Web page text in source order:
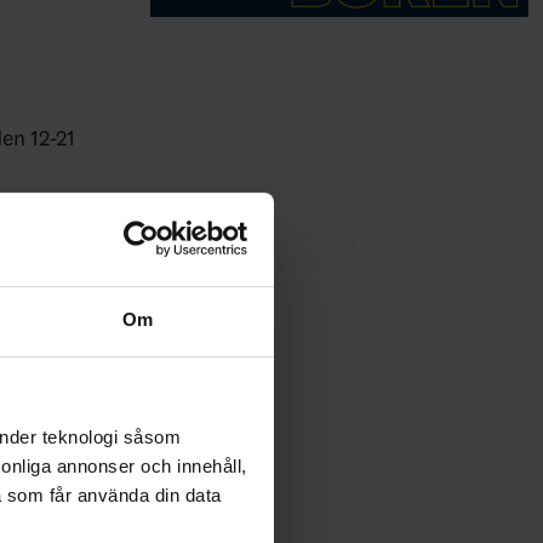
Om
teknologi såsom
annonser och innehåll,
får använda din data
12-21